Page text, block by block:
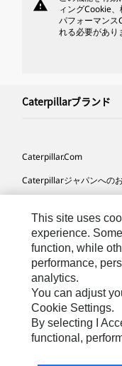
warning
ィングCookie
パフォーマンス
れる必要があり
Caterpillarブランド
Caterpillar.com
Caterpillarジャパンへの
サイト･マップ
Cookie Settings
法的事項
プライバシー
This site uses
experience.
function, while
performance,
analytics.
You can adjust
Cookie Settings.
By selecting I
functional,